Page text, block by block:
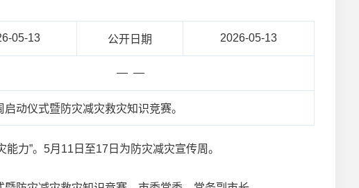
05-13 公开日期 2026-05-13
— —
动仪式暨防灾减灾救灾知识竞赛。
力”。5月11日至17日为防灾减灾宣传周。